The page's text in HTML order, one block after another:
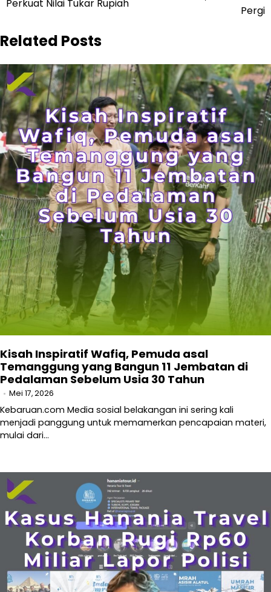
Perkuat Nilai Tukar Rupiah
Pergi
Related Posts
Kisah Inspiratif Wafiq, Pemuda asal
Temanggung yang Bangun 11 Jembatan di
Pedalaman Sebelum Usia 30 Tahun
Mei 17, 2026
Kebaruan.com Media sosial belakangan ini sering kali
menjadi panggung untuk memamerkan pencapaian materi,
mulai dari…